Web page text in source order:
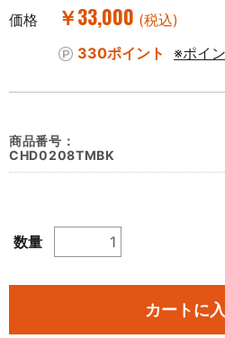
価格 ￥33,000 (税込)
330ポイント
※ポイ
商品番号：
CHD0208TMBK
数量
カートに